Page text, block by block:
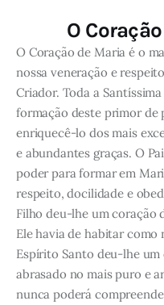
O
O Coração de Maria é o
nossa veneração e
Criador. Toda a
formação deste primor de
enriquecê-lo dos mais
e abundantes graças. O
poder para formar em
respeito, docilidade e
Filho deu-lhe um coração
Ele havia de habitar
Espírito Santo deu-lhe
abrasado no mais puro e
nunca poderá